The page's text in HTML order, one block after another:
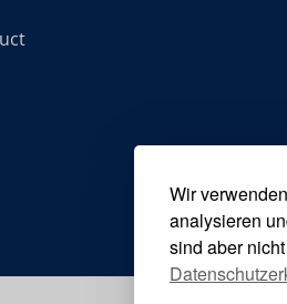
Wir
analysieren
sind aber